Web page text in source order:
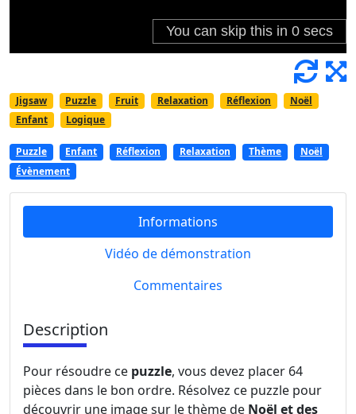
Jigsaw Puzzle Fruit Relaxation Réflexion
Noël
Enfant
Logique
Puzzle Enfant Réflexion Relaxation Thème
Noël
Évènement
Informations
Vidéo de démonstration
Commentaires
Description
Pour résoudre ce puzzle, vous devez placer 64
pièces dans le bon ordre. Résolvez ce puzzle pour
découvrir une image sur le thème de Noël et des